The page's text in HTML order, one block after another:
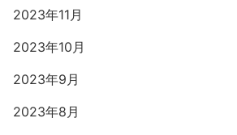
2023年11月
2023年10月
2023年9月
2023年8月